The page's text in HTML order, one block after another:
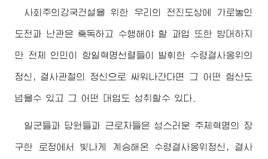
사회주의강국건설을 위한 우리의 전진도상에 가로놓인
도전과 난관은 혹독하고 수행해야 할 과업 또한 방대하지
만 전체 인민이 항일혁명선렬들이 발휘한 수령 결사옹위의
정신, 결사관철의 정신으로 싸워나간다면 그 어떤 험산도
넘을수 있고 그 어떤 대업도 성취할수 있다.
일군들과 당원들과 근로자들은 성스러운 주체혁명의 장
구한 로정에서 빛나게 계승해온 수령 결사옹위정신, 결사